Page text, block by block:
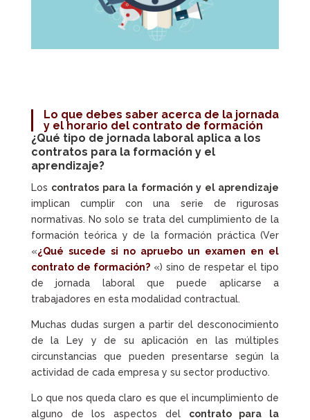
Lo que debes saber acerca de la jornada
y el horario del contrato de formación
¿Qué tipo de jornada laboral aplica a los
contratos para la formación y el
aprendizaje?
Los contratos para la formación y el aprendizaje
implican cumplir con una serie de rigurosas
normativas. No solo se trata del cumplimiento de la
formación teórica y de la formación práctica (Ver
«¿Qué sucede si no apruebo un examen en el
contrato de formación?«) sino de respetar el tipo
de jornada laboral que puede aplicarse a
trabajadores en esta modalidad contractual.
Muchas dudas surgen a partir del desconocimiento
de la Ley y de su aplicación en las múltiples
circunstancias que pueden presentarse según la
actividad de cada empresa y su sector productivo.
Lo que nos queda claro es que el incumplimiento de
alguno de los aspectos del contrato para la